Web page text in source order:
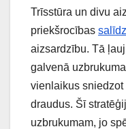
Trīsstūra un divu
priekšrocības
aizsardzību. Tā
galvenā
vienlaikus
draudus. Šī
uzbrukumam, jo